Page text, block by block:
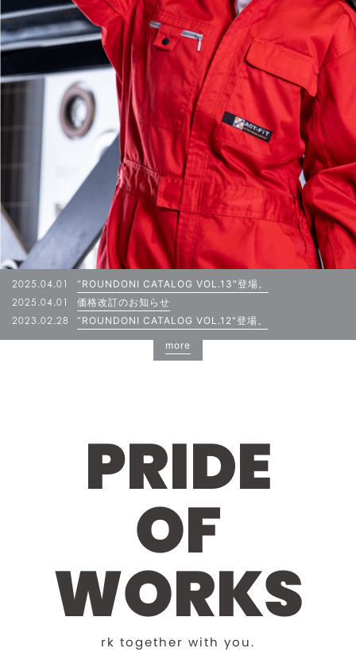
2025.04.01
“ROUNDONI CATALOG VOL.13″登場。
2025.04.01
価格改訂のお知らせ
2023.02.28
“ROUNDONI CATALOG VOL.12″登場。
more
PRIDE
OF
WORKS
rk together with you.